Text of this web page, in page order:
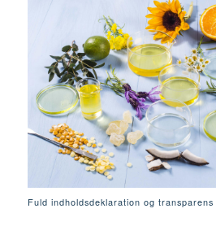
Fuld indholdsdeklaration og transparens